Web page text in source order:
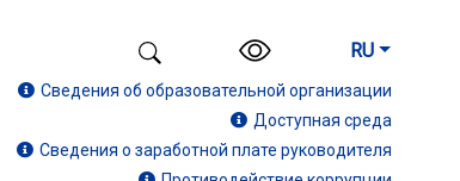
RU
Сведения об образовательной организации
Доступная среда
Сведения о заработной плате руководителя